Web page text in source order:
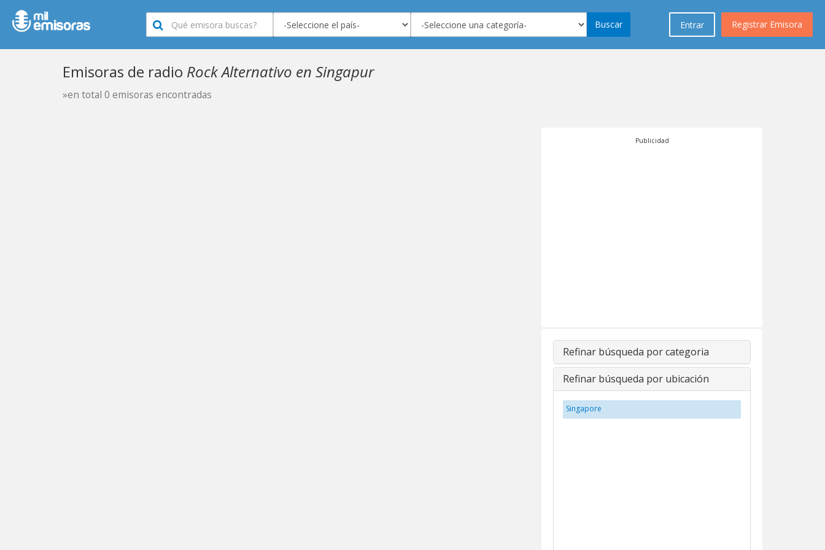
Registrar Emisora
Entrar
Buscar
Emisoras de radio Rock Alternativo en Singapur
»en total 0 emisoras encontradas
Publicidad
Refinar búsqueda por categoria
Refinar búsqueda por ubicación
Singapore